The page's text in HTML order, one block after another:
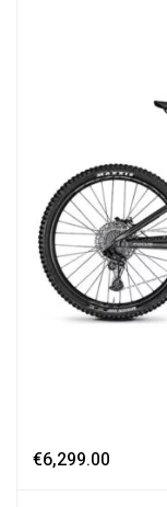
€6,299.00